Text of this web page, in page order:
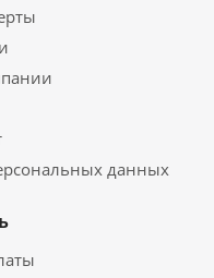
данных